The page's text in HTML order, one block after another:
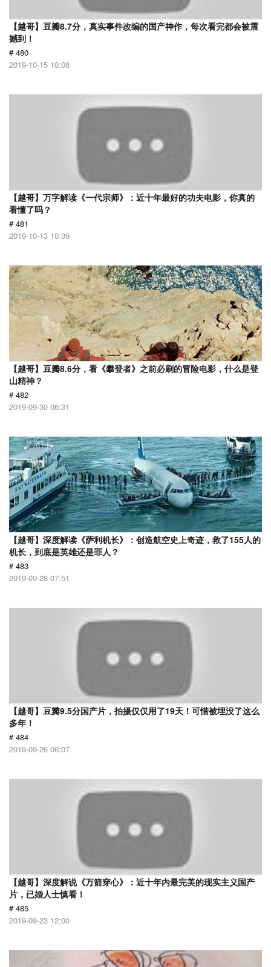
【越哥】豆瓣8.7分，真实事件改编的国产神作，每次看完都会被震
撼到！
# 480
2019-10-15 10:08
【越哥】万字解读《一代宗师》：近十年最好的功夫电影，你真的
看懂了吗？
# 481
2019-10-13 10:39
【越哥】豆瓣8.6分，看《攀登者》之前必刷的冒险电影，什么是登
山精神？
# 482
2019-09-30 06:31
【越哥】深度解读《萨利机长》：创造航空史上奇迹，救了155人的
机长，到底是英雄还是罪人？
# 483
2019-09-28 07:51
【越哥】豆瓣9.5分国产片，拍摄仅仅用了19天！可惜被埋没了这么
多年！
# 484
2019-09-26 06:07
【越哥】深度解说《万箭穿心》：近十年内最完美的现实主义国产
片，已婚人士慎看！
# 485
2019-09-23 12:00